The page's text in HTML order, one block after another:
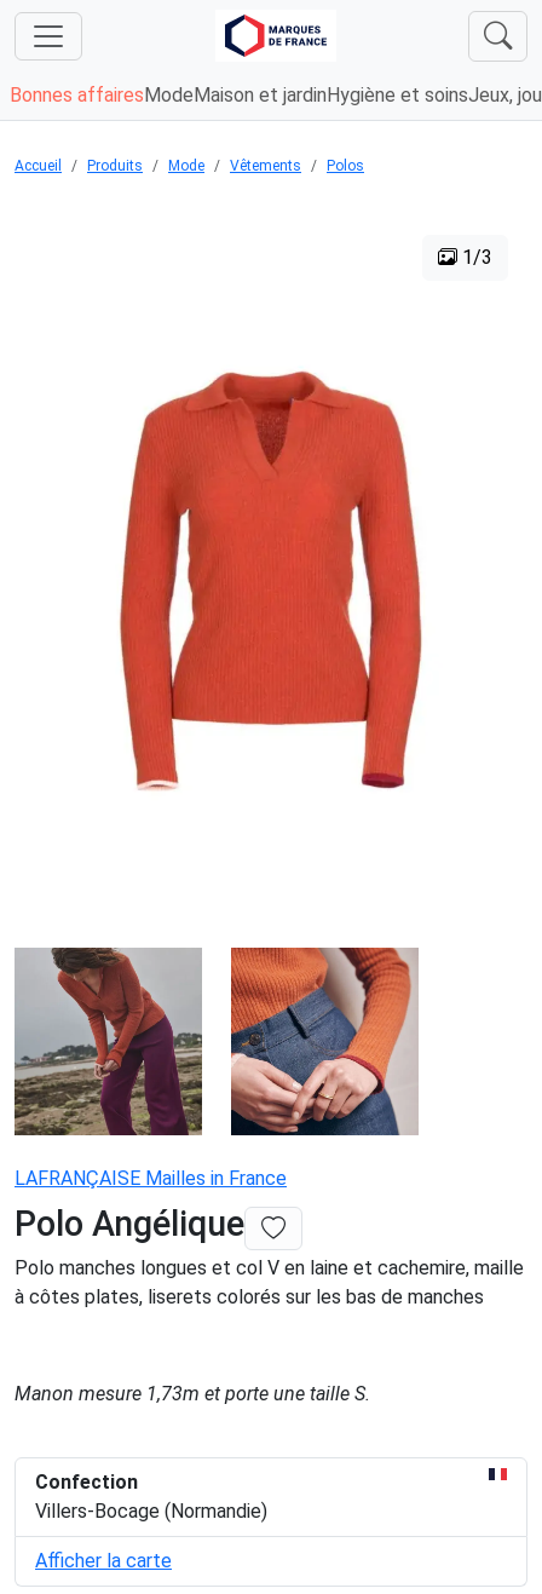
Bonnes affaires Mode Maison et jardin Hygiène et soinsJeux,
Accueil Produits Mode Vêtements Polos
1/3
LAFRANÇAISE Mailles in France
Polo Angélique
Polo manches longues et col V en laine et cachemire, maille
à côtes plates, liserets colorés sur les bas de manches
Manon mesure 1,73m et porte une taille S.
Confection
Villers-Bocage (Normandie)
Afficher la carte